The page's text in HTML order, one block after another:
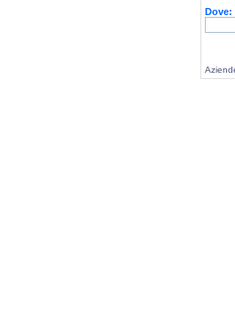
Dove: